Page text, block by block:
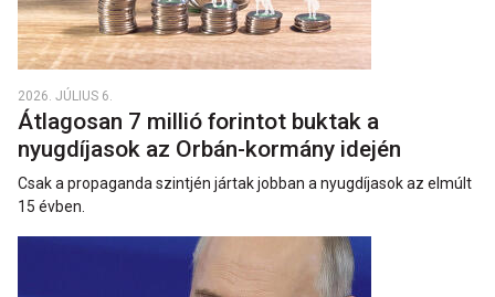
2026. JÚLIUS 6.
Átlagosan 7 millió forintot buktak a
nyugdíjasok az Orbán-kormány idején
Csak a propaganda szintjén jártak jobban a nyugdíjasok az elmúlt
15 évben.